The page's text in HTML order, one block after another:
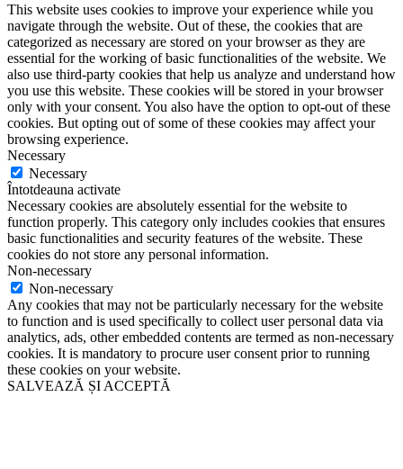
This website uses cookies to improve your experience while you
navigate through the website. Out of these, the cookies that are
categorized as necessary are stored on your browser as they are
essential for the working of basic functionalities of the website. We
also use third-party cookies that help us analyze and understand how
you use this website. These cookies will be stored in your browser
only with your consent. You also have the option to opt-out of these
cookies. But opting out of some of these cookies may affect your
browsing experience.
Necessary
Necessary
Întotdeauna activate
Necessary cookies are absolutely essential for the website to
function properly. This category only includes cookies that ensures
basic functionalities and security features of the website. These
cookies do not store any personal information.
Non-necessary
Non-necessary
Any cookies that may not be particularly necessary for the website
to function and is used specifically to collect user personal data via
analytics, ads, other embedded contents are termed as non-necessary
cookies. It is mandatory to procure user consent prior to running
these cookies on your website.
SALVEAZĂ ȘI ACCEPTĂ